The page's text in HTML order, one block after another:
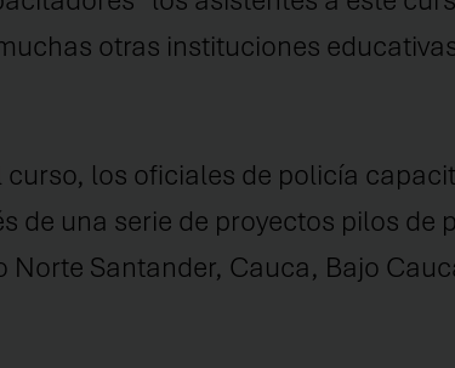
otras instituciones
curso, los oficiales de policía
de una serie de proyectos pilos de
Norte Santander, Cauca, Bajo